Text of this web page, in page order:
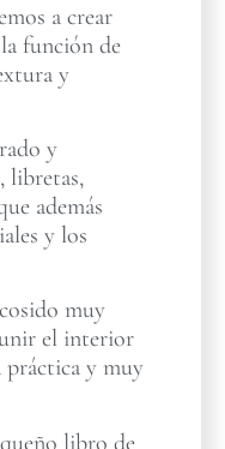
a crear
función de
y
y
libretas,
además
y los
muy
el interior
práctica y muy
libro de